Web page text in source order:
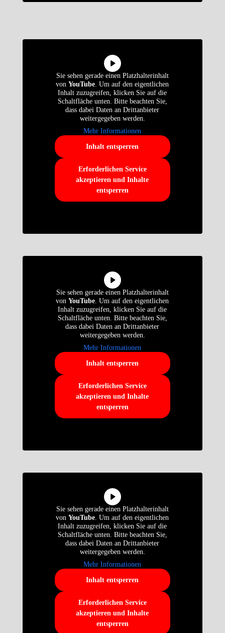
Sie sehen gerade einen Platzhalterinhalt
vonYouTube . Um auf den eigentlichen
Inhalt zuzugreifen, klicken Sie auf die
Schaltfläche unten. Bitte beachten Sie,
dass dabei Daten an Drittanbieter
weitergegeben werden.
Mehr Informationen
Inhalt entsperren
Erforderlichen Service
akzeptieren und Inhalte
entsperren
Sie sehen gerade einen Platzhalterinhalt
vonYouTube . Um auf den eigentlichen
Inhalt zuzugreifen, klicken Sie auf die
Schaltfläche unten. Bitte beachten Sie,
dass dabei Daten an Drittanbieter
weitergegeben werden.
Mehr Informationen
Inhalt entsperren
Erforderlichen Service
akzeptieren und Inhalte
entsperren
Sie sehen gerade einen Platzhalterinhalt
vonYouTube . Um auf den eigentlichen
Inhalt zuzugreifen, klicken Sie auf die
Schaltfläche unten. Bitte beachten Sie,
dass dabei Daten an Drittanbieter
weitergegeben werden.
Mehr Informationen
Inhalt entsperren
Erforderlichen Service
akzeptieren und Inhalte
entsperren